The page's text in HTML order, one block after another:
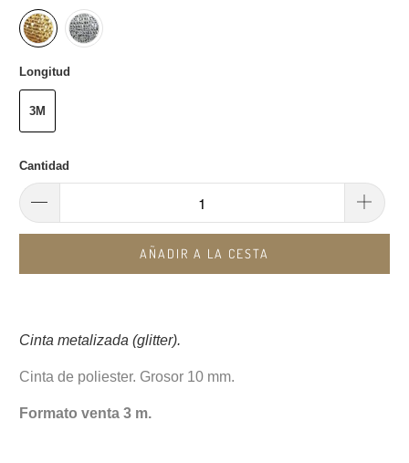
Longitud
3M
Cantidad
AÑADIR A LA CESTA
Cinta metalizada (glitter).
Cinta de poliester. Grosor 10 mm.
Formato venta 3 m.